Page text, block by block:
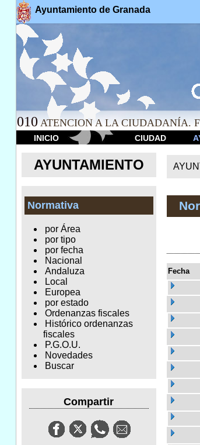
Ayuntamiento de Granada
010 ATENCION A LA CIUDADANÍA.
INICIO CIUDAD
AYUNTAMIENTO
Normativa
por Área
por tipo
por fecha
Nacional
Andaluza
Local
Europea
por estado
Ordenanzas fiscales
Histórico ordenanzas
fiscales
P.G.O.U.
Novedades
Buscar
Compartir
Fecha